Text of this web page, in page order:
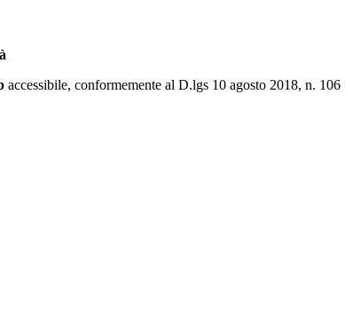
accessibile, conformemente al D.lgs 10 agosto 2018, n. 106